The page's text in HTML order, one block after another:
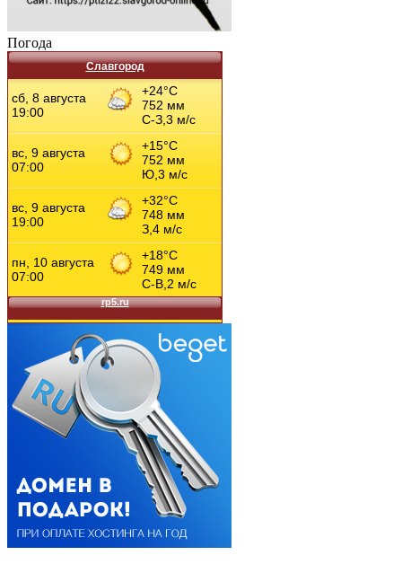
Погода
Славгород